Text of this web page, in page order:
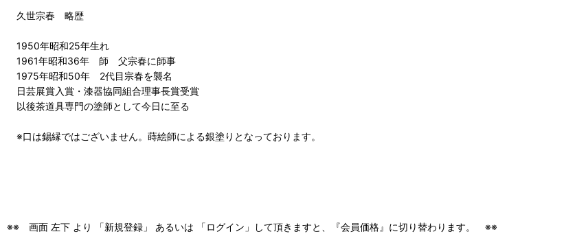
久世宗春 略歴
1950年昭和25年生れ
1961年昭和36年 師 父宗春に師事
1975年昭和50年 2代目宗春を襲名
日芸展賞入賞・漆器協同組合理事長賞受賞
以後茶道具専門の塗師として今日に至る
※口は錫縁ではございません。蒔絵師による銀塗りとなっております。
※※ 画面 左下 より 「新規登録」 あるいは 「ログイン」して頂きますと、『会員価格』に切り替わります。 ※※